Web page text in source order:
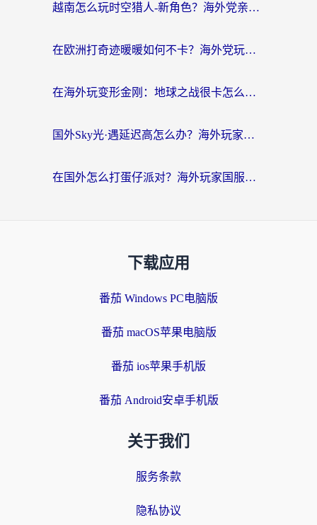
越南怎么玩时空猎人-新角色？海外党亲测有效的国服游戏加速指南
在欧洲打奇迹暖暖如何不卡？海外党玩国服游戏的终极加速攻略
在海外玩变形金刚：地球之战很卡怎么办？老玩家亲测的加速器指南，解决卡顿烦恼
国外Sky光·遇延迟高怎么办？海外玩家国服游戏加速终极指南（附实测技巧）
在国外怎么打蛋仔派对？海外玩家国服游戏加速避坑指南（附实测推荐）
下载应用
番茄 Windows PC电脑版
番茄 macOS苹果电脑版
番茄 ios苹果手机版
番茄 Android安卓手机版
关于我们
服务条款
隐私协议